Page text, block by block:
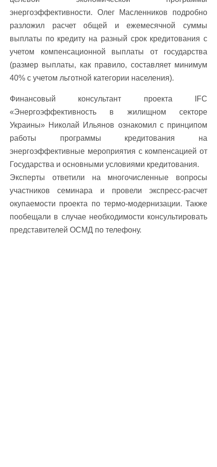
энергоэффективности. Олег Масленников подробно
разложил расчет общей и ежемесячной суммы
выплаты по кредиту на разный срок кредитования с
учетом компенсационной выплаты от государства
(размер выплаты, как правило, составляет минимум
40% с учетом льготной категории населения).
Финансовый консультант проекта IFC
«Энергоэффективность в жилищном секторе
Украины» Николай Ильянов ознакомил с принципом
работы программы кредитования на
энергоэффективные мероприятия с компенсацией от
Государства и основными условиями кредитования.
Эксперты ответили на многочисленные вопросы
участников семинара и провели экспресс-расчет
окупаемости проекта по термо-модернизации. Также
пообещали в случае необходимости консультировать
представителей ОСМД по телефону.